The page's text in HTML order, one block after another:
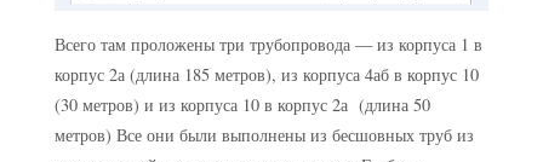
Всего там проложены три трубопровода — из корпуса 1 в
корпус 2а (длина 185 метров), из корпуса 4аб в корпус 10
(30 метров) и из корпуса 10 в корпус 2а (длина 50
метров) Все они были выполнены из бесшовных труб из